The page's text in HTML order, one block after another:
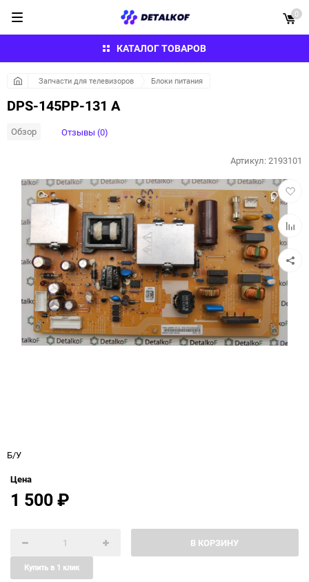
КАТАЛОГ ТОВАРОВ
0
Запчасти для телевизоров Блоки питания
DPS-145PP-131 A
Обзор Отзывы (0)
в
к
Артикул:2193101
Б/У
Цена
1 500₽
В КОРЗИНУ
Купить в 1 клик